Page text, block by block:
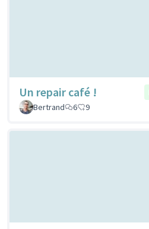
Un repair café !
Bertrand
6 9